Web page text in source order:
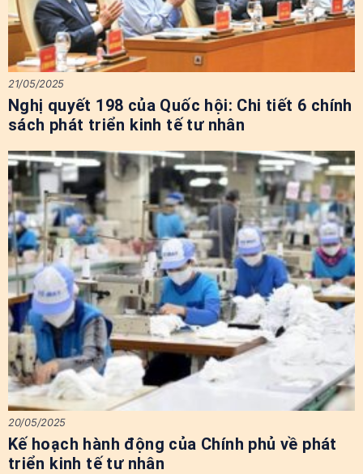
Nghị quyết 198 của Quốc hội: Chi tiết 6 chính
sách phát triển kinh tế tư nhân
21/05/2025
Kế hoạch hành động của Chính phủ về phát
triển kinh tế tư nhân
20/05/2025